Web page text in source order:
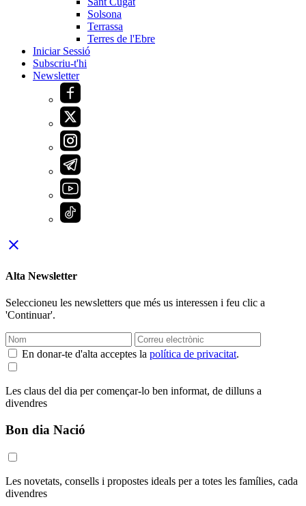
Solsona
Terrassa
Terres de l'Ebre
Iniciar Sessió
Subscriu-t'hi
Newsletter
close
Alta Newsletter
Seleccioneu les newsletters que més us interessen i feu clic a
'Continuar'.
En donar-te d'alta acceptes la política de privacitat.
Les claus del dia per començar-lo ben informat, de dilluns a
divendres
Bon dia Nació
Les novetats, consells i propostes ideals per a totes les famílies, cada
divendres